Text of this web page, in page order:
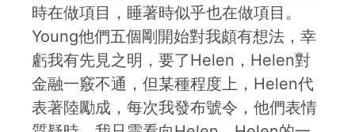
時在做項目，睡著時似乎也在做項目。
Young他們五個剛開始對我頗有想法，幸
虧我有先見之明，要了Helen，Helen對
金融一竅不通，但某種程度上，Helen代
表著陸勵成，每次我發布號令，他們表情